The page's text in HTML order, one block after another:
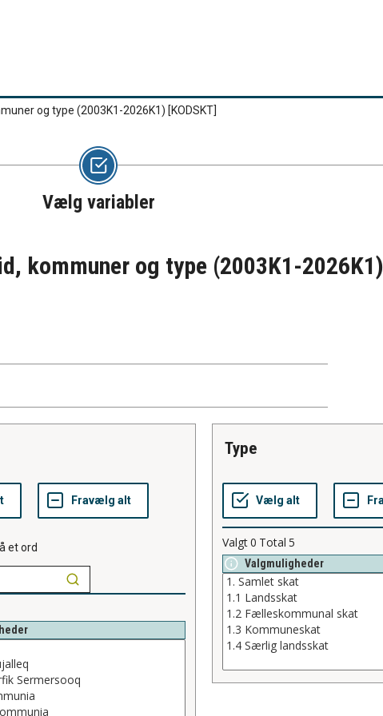
og type (2003K1-2026K1) [KODSKT]
Vælg variabler
kommuner og type (2003K1-2026K1)
et ord
type
Valgt0 Total 5
Valgmuligheder